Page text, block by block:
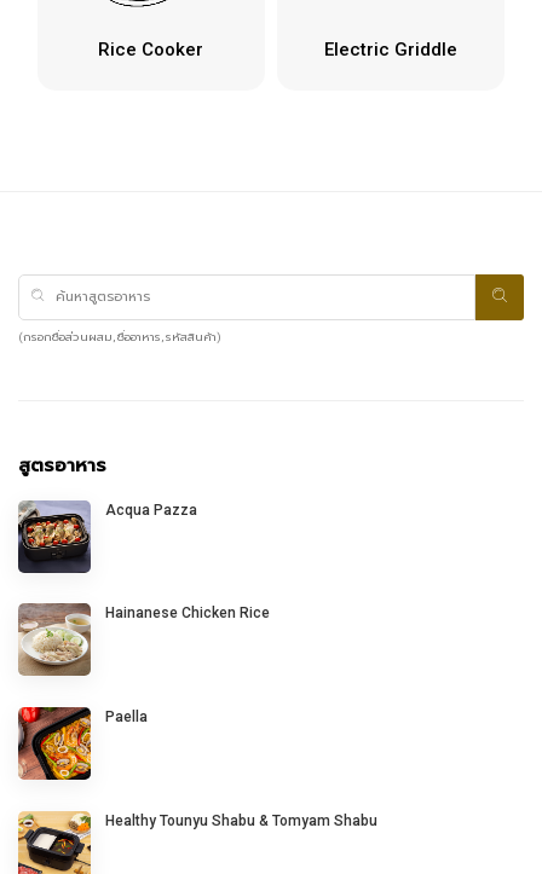
Rice Cooker Electric Griddle
(กรอกชื่อส่วนผสม, ชื่ออาหาร, รหัสสินค้า)
สูตรอาหาร
Acqua Pazza
Hainanese Chicken Rice
Paella
Healthy Tounyu Shabu & Tomyam Shabu